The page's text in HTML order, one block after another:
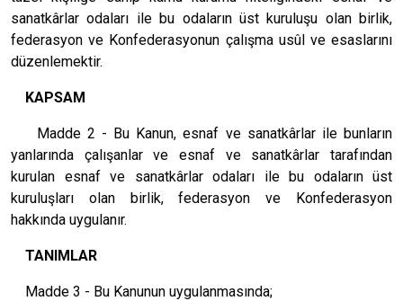
sanatkârlar odaları ile bu odaların üst kuruluşu olan birlik,
federasyon ve Konfederasyonun çalışma usûl ve esaslarını
düzenlemektir.
KAPSAM
Madde 2 - Bu Kanun, esnaf ve sanatkârlar ile bunların
yanlarında çalışanlar ve esnaf ve sanatkârlar tarafından
kurulan esnaf ve sanatkârlar odaları ile bu odaların üst
kuruluşları olan birlik, federasyon ve Konfederasyon
hakkında uygulanır.
TANIMLAR
Madde 3 - Bu Kanunun uygulanmasında;